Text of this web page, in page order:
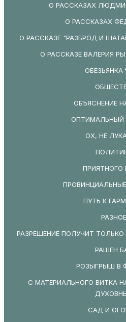
О РАССКАЗАХ
О РАССКАЗАХ
О РАССКАЗЕ "РАЗБРОД И
О РАССКАЗЕ ВАЛЕРИЯ
ОБЕЗЬЯНКА
ОБЪЯСНЕНИЕ
ОПТИМАЛЬНЫЙ
ОХ, НЕ
ПРИЯТНОГО
ПУТЬ К
РАЗНОЕ
РАЗРЕШЕНИЕ ПОЛУЧИТ
РАШЕН
РОЗЫГРЫШ В
С МАТЕРИАЛЬНОГО ВИТКА
САД И